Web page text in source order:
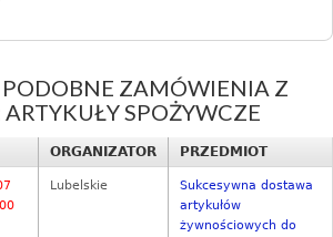
ZAMÓWIENIA Z
ARTYKUŁY SPOŻYWCZE
ORGANIZATOR PRZEDMIOT
Lubelskie
Sukcesywna dostawa
artykułów
żywnościowych do